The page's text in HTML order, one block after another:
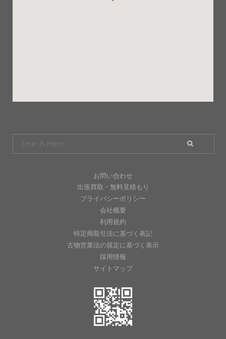
お問い合わせ
出張買取・無料見積もり
プライバシーポリシー
会社概要
利用規約
特定商取引法に基づく表記
古物営業法の規定に基づく表示
採用情報
サイトマップ